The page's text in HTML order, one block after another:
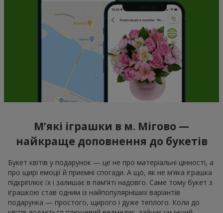
М’які іграшки в м. Мігово —
найкраще доповнення до букетів
Букет квітів у подарунок — це не про матеріальні цінності, а
про щирі емоції й приємні спогади. А що, як не м’яка іграшка
підкріплює їх і залишає в пам’яті надовго. Саме тому букет з
іграшкою став одним із найпопулярніших варіантів
подарунка — простого, щирого і дуже теплого. Коли до